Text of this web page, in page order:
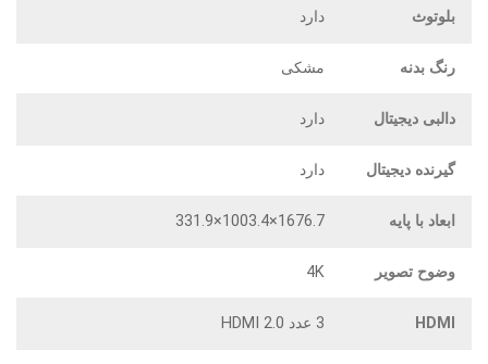
بلوتوث دارد
رنگ بدنه مشکی
دالبی دیجیتال دارد
گیرنده دیجیتال دارد
ابعاد با پایه 1676.7×1003.4×331.9
وضوح تصویر 4K
HDMI 3 عدد HDMI 2.0